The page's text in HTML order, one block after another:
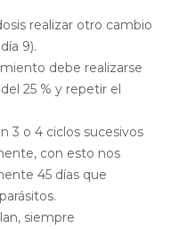
realizar otro cambio
9).
debe realizarse
25 % y repetir el
3 o 4 ciclos sucesivos
con esto nos
45 días que
siempre